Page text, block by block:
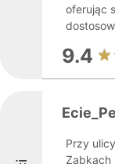
oferując
9.4
Przy
Ząbkach